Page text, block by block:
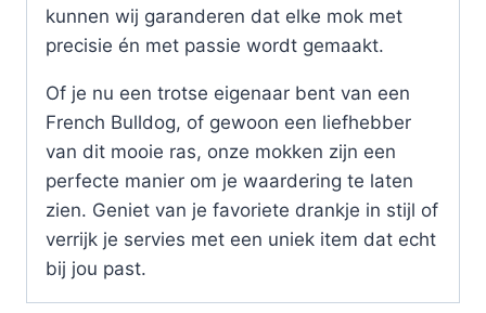
kunnen wij garanderen dat elke mok met
precisie én met passie wordt gemaakt.
Of je nu een trotse eigenaar bent van een
French Bulldog, of gewoon een liefhebber
van dit mooie ras, onze mokken zijn een
perfecte manier om je waardering te laten
zien. Geniet van je favoriete drankje in stijl of
verrijk je servies met een uniek item dat echt
bij jou past.